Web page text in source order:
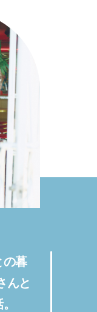
の暮
んと